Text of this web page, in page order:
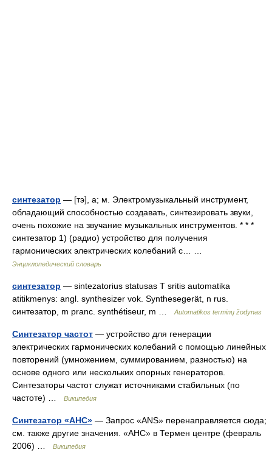
синтезатор — [тэ], а; м. Электромузыкальный инструмент,
обладающий способностью создавать, синтезировать звуки,
очень похожие на звучание музыкальных инструментов. * * *
синтезатор 1) (радио) устройство для получения
гармонических электрических колебаний с… …
Энциклопедический словарь
синтезатор — sintezatorius statusas T sritis automatika
atitikmenys: angl. synthesizer vok. Synthesegerät, n rus.
синтезатор, m pranc. synthétiseur, m …
Automatikos terminų žodynas
Синтезатор частот — устройство для генерации
электрических гармонических колебаний с помощью линейных
повторений (умножением, суммированием, разностью) на
основе одного или нескольких опорных генераторов.
Синтезаторы частот служат источниками стабильных (по
частоте) …
Википедия
Синтезатор «АНС» — Запрос «ANS» перенаправляется сюда;
см. также другие значения. «АНС» в Термен центре (февраль
2006) …
Википедия